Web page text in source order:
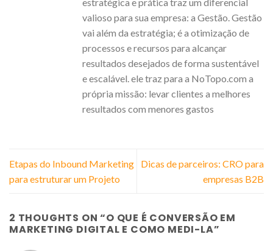
valioso para sua empresa: a Gestão. Gestão
vai além da estratégia; é a otimização de
processos e recursos para alcançar
resultados desejados de forma sustentável
e escalável. ele traz para a NoTopo.com a
própria missão: levar clientes a melhores
resultados com menores gastos
Etapas do Inbound Marketing
para estruturar um Projeto
Dicas de parceiros: CRO para
empresas B2B
2 THOUGHTS ON “O QUE É CONVERSÃO EM
MARKETING DIGITAL E COMO MEDI-LA”